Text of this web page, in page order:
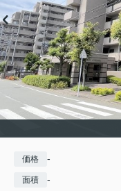
価格 -
面積 -